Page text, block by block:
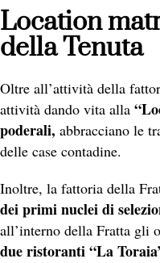
Location
della Tenuta
Oltre all’attività della
attività dando vita alla
poderali, abbracciano le
delle case contadine.
Inoltre, la fattoria della
dei primi nuclei di
all’interno della Fratta gli
due ristoranti “La